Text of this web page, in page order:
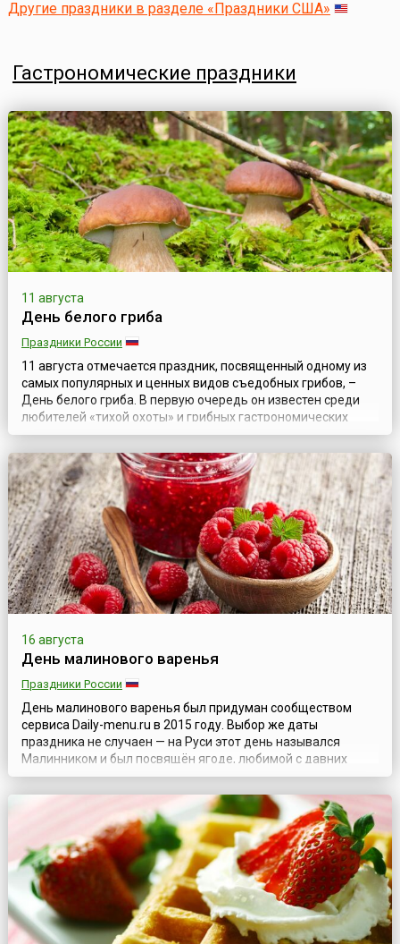
Другие праздники в разделе «Праздники США»
Гастрономические праздники
11 августа
День белого гриба
Праздники России
11 августа отмечается праздник, посвященный одному из
самых популярных и ценных видов съедобных грибов, –
День белого гриба. В первую очередь он известен среди
любителей «тихой охоты» и грибных гастрономических
блюд.Белый гриб – настоящий царь грибов. Он
произрастает по всей европейской лесной зоне, в тайге, на
Кавказе, хорошо адаптирован к любым видам почв,
исключая торфянистые. Считается, чт...
16 августа
День малинового варенья
Праздники России
День малинового варенья был придуман сообществом
сервиса Daily-menu.ru в 2015 году. Выбор же даты
праздника не случаен — на Руси этот день назывался
Малинником и был посвящён ягоде, любимой с давних
времен всеми, вне зависимости от возраста и социального
положения. Малину ценили во все времена за её вкус и
полезные качества и использовали не только как продукт
питания, но и как целебное средст...